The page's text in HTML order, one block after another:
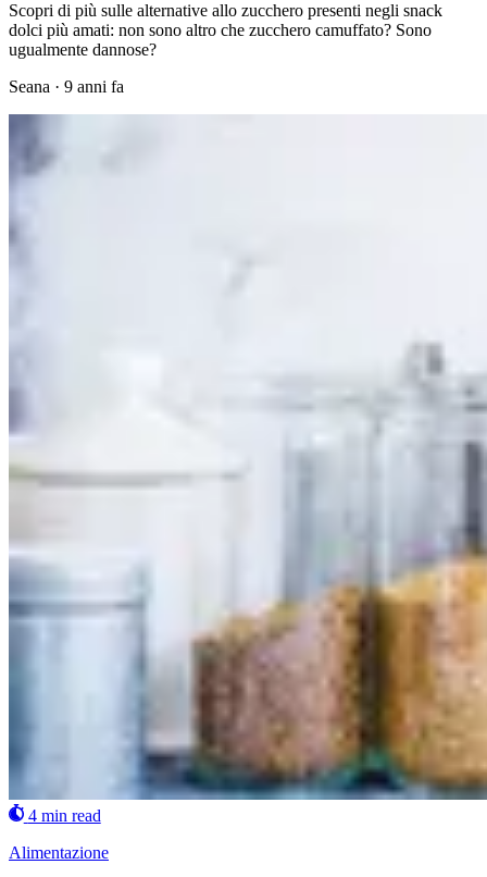
Scopri di più sulle alternative allo zucchero presenti negli snack
dolci più amati: non sono altro che zucchero camuffato? Sono
ugualmente dannose?
Seana · 9 anni fa
4 min read
Alimentazione